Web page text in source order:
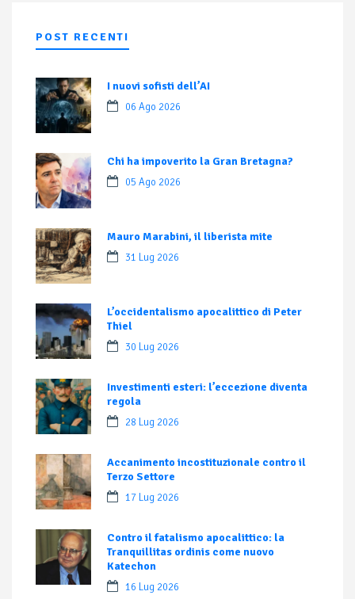
POST RECENTI
I nuovi sofisti dell’AI
06 Ago 2026
Chi ha impoverito la Gran Bretagna?
05 Ago 2026
Mauro Marabini, il liberista mite
31 Lug 2026
L’occidentalismo apocalittico di Peter
Thiel
30 Lug 2026
Investimenti esteri: l’eccezione diventa
regola
28 Lug 2026
Accanimento incostituzionale contro il
Terzo Settore
17 Lug 2026
Contro il fatalismo apocalittico: la
Tranquillitas ordinis come nuovo
Katechon
16 Lug 2026